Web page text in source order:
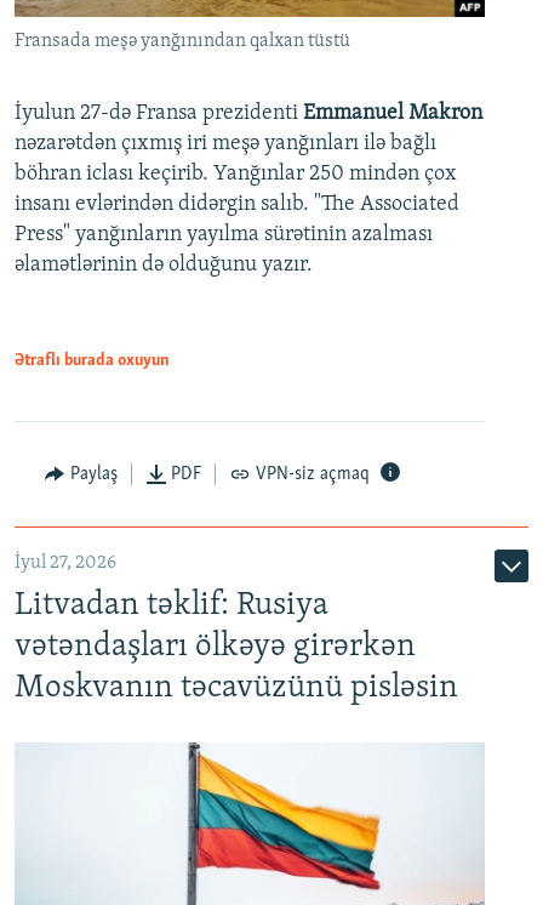
Fransada meşə yanğınından qalxan tüstü
İyulun 27-də Fransa prezidenti Emmanuel Makron
nəzarətdən çıxmış iri meşə yanğınları ilə bağlı
böhran iclası keçirib. Yanğınlar 250 mindən çox
insanı evlərindən didərgin salıb. "The Associated
Press" yanğınların yayılma sürətinin azalması
əlamətlərinin də olduğunu yazır.
Ətraflı burada oxuyun
Paylaş PDF VPN-siz açmaq
İyul 27, 2026
Litvadan təklif: Rusiya
vətəndaşları ölkəyə girərkən
Moskvanın təcavüzünü pisləsin